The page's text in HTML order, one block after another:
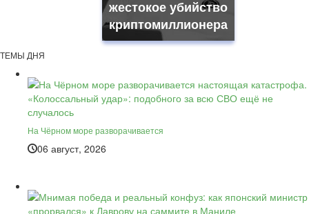
жестокое убийство
криптомиллионера
ТЕМЫ ДНЯ
На Чёрном море разворачивается
06 август, 2026